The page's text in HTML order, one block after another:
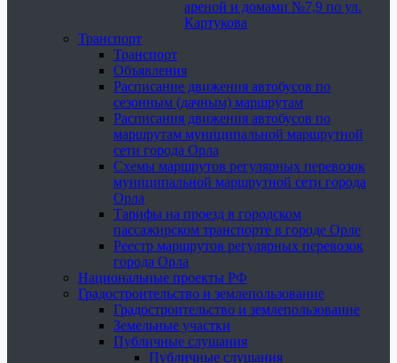
ареной и домами №7,9 по ул.
Картукова
Транспорт
Транспорт
Объявления
Расписание движения автобусов по
сезонным (дачным) маршрутам
Расписания движения автобусов по
маршрутам муниципальной маршрутной
сети города Орла
Схемы маршрутов регулярных перевозок
муниципальной маршрутной сети города
Орла
Тарифы на проезд в городском
пассажирском транспорте в городе Орле
Реестр маршрутов регулярных перевозок
города Орла
Национальные проекты РФ
Градостроительство и землепользование
Градостроительство и землепользование
Земельные участки
Публичные слушания
Публичные слушания